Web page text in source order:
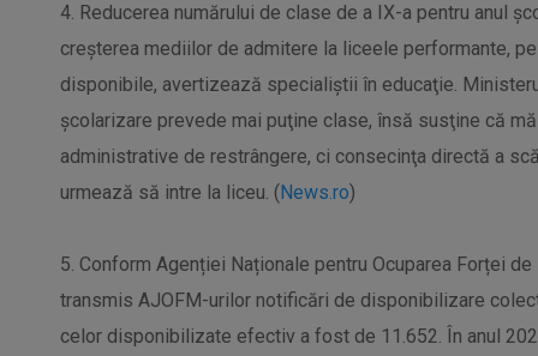
4. Reducerea numărului de clase de a IX-a pentru anul
creşterea mediilor de admitere la liceele performante,
disponibile, avertizează specialiştii în educaţie.
şcolarizare prevede mai puţine clase, însă susţine că
administrative de restrângere, ci consecinţa directă a
urmează să intre la liceu. (News.ro)
5. Conform Agenției Naționale pentru Ocuparea Forței
transmis AJOFM-urilor notificări de disponibilizare
celor disponibilizate efectiv a fost de 11.652. În anul